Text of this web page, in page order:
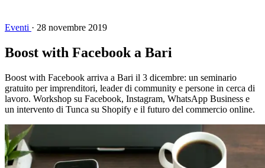
Eventi · 28 novembre 2019
Boost with Facebook a Bari
Boost with Facebook arriva a Bari il 3 dicembre: un seminario
gratuito per imprenditori, leader di community e persone in cerca di
lavoro. Workshop su Facebook, Instagram, WhatsApp Business e
un intervento di Tunca su Shopify e il futuro del commercio online.